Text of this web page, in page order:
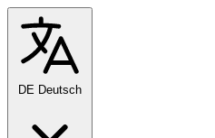
DE Deutsch